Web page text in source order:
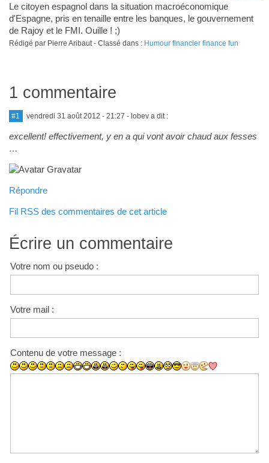
Le citoyen espagnol dans la situation macroéconomique
d'Espagne, pris en tenaille entre les banques, le gouvernement
de Rajoy et le FMI. Ouille ! ;)
Rédigé par Pierre Aribaut - Classé dans : Humour financier finance fun
1 commentaire
#1 vendredi 31 août 2012 - 21:27 - lobev a dit :
excellent! effectivement, y en a qui vont avoir chaud aux fesses
…
Répondre
Fil RSS des commentaires de cet article
Écrire un commentaire
Votre nom ou pseudo :
Votre mail :
Contenu de votre message :